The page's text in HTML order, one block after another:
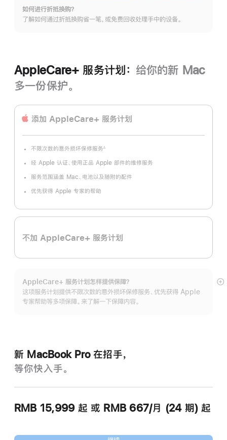
如何进行折抵换购？
了解如何通过折抵换购省一笔，或免费回收处理手中的设备。
AppleCare+ 服务计划： 给你的新 Mac
多一份保护。
添加 AppleCare+ 服务计划
不限次数的意外损坏保修服务∆
经 Apple 认证、使用正品 Apple 部件的维修服务
服务范围涵盖 Mac、电池以及随附的配件
优先获得 Apple 专家的帮助
不加 AppleCare+ 服务计划
AppleCare+ 服务计划怎样提供保⁠障？
这项服务计划提供不限次数的意外损坏保修服务、优先获得 Apple
专家帮助等多项保障。来了解一下保障内容。
展
新 MacBook Pro 在招手，
等你快入手。
RMB 15,999起 或 RMB 667/月 (24 期) 起